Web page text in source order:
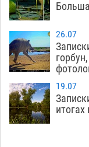
26.07
19.07